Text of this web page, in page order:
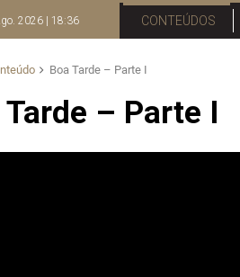
2026 | 18:36 CONTEÚDOS
Boa Tarde – Parte I
Tarde – Parte I